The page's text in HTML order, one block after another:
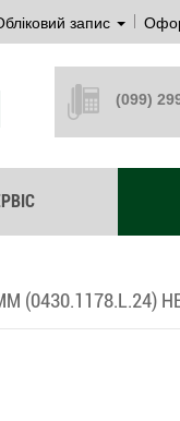
запис
(099)
(0430.1178.L.24)